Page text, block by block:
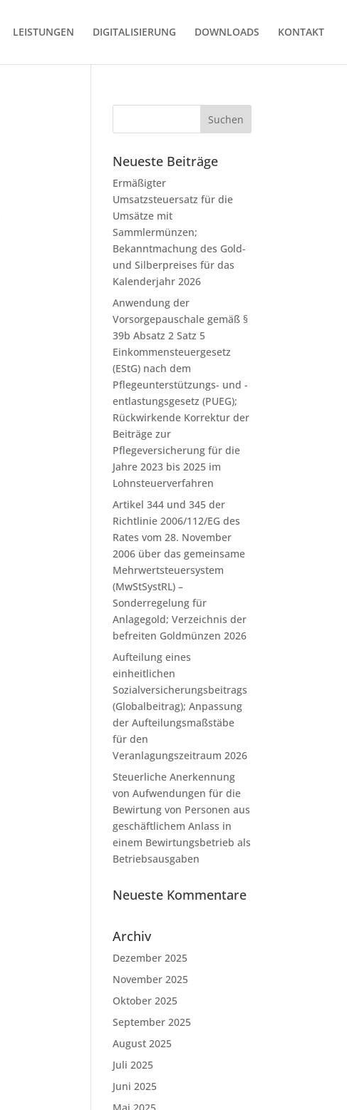
LEISTUNGEN DIGITALISIERUNG DOWNLOADS KONTAKT
Neueste Beiträge
Ermäßigter
Umsatzsteuersatz für die
Umsätze mit
Sammlermünzen;
Bekanntmachung des Gold-
und Silberpreises für das
Kalenderjahr 2026
Anwendung der
Vorsorgepauschale gemäß §
39b Absatz 2 Satz 5
Einkommensteuergesetz
(EStG) nach dem
Pflegeunterstützungs- und -
entlastungsgesetz (PUEG);
Rückwirkende Korrektur der
Beiträge zur
Pflegeversicherung für die
Jahre 2023 bis 2025 im
Lohnsteuerverfahren
Artikel 344 und 345 der
Richtlinie 2006/112/EG des
Rates vom 28. November
2006 über das gemeinsame
Mehrwertsteuersystem
(MwStSystRL) –
Sonderregelung für
Anlagegold; Verzeichnis der
befreiten Goldmünzen 2026
Aufteilung eines
einheitlichen
Sozialversicherungsbeitrags
(Globalbeitrag); Anpassung
der Aufteilungsmaßstäbe
für den
Veranlagungszeitraum 2026
Steuerliche Anerkennung
von Aufwendungen für die
Bewirtung von Personen aus
geschäftlichem Anlass in
einem Bewirtungsbetrieb als
Betriebsausgaben
Neueste Kommentare
Archiv
Dezember 2025
November 2025
Oktober 2025
September 2025
August 2025
Juli 2025
Juni 2025